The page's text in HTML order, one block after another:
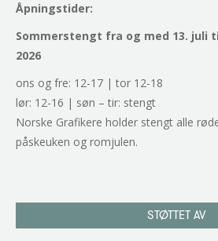
Åpningstider:
Sommerstengt fra og med 13. juli
2026
ons og fre: 12-17 | tor 12-18
lør: 12-16 | søn – tir: stengt
Norske Grafikere holder stengt alle
påskeuken og romjulen.
STØTTET AV